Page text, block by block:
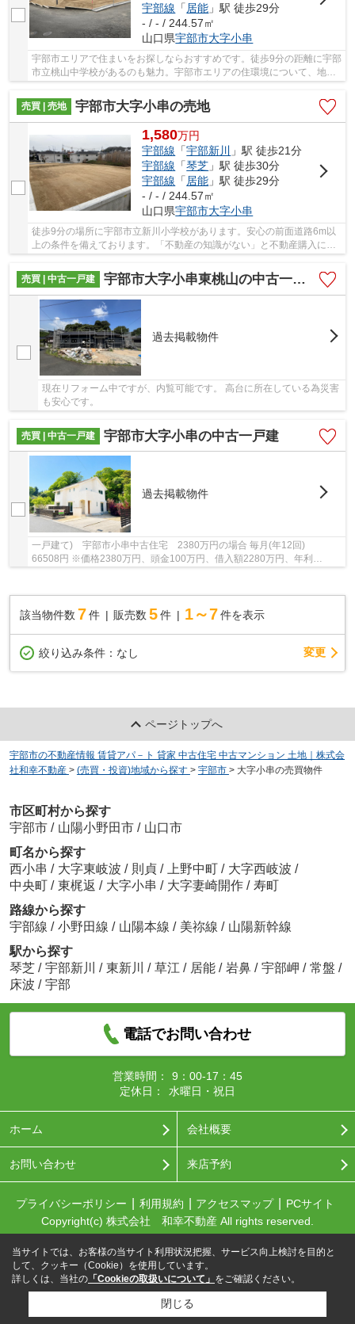
宇部線 「 居能 」駅 徒歩29分
- / - / 244.57㎡
山口県宇部市大字小串
宇部市エリアで住まいをお探しならおすすめです。徒歩9分の距離に宇部
市立桃山中学校があるのも魅力。宇部市エリアの住環境について、地域
売買 | 売地
宇部市大字小串の売地
1,580万円
宇部線 「宇部新川
」駅 徒歩21分
宇部線 「琴芝 」駅 徒歩30分
宇部線 「 居能 」駅 徒歩29分
- / - / 244.57㎡
山口県宇部市大字小串
徒歩9分の場所に宇部市立新川小学校があります。安心の前面道路6m以
上の条件を備えております。「不動産の知識がない」と不動産購入に関
して不安をお持ちではありませんか。当社スタッ...
売買 | 中古一戸建
宇部市大字小串東桃山の中古一戸建
過去掲載物件
現在リフォーム中ですが、内覧可能です。 高台に所在している為災害
も安心です。
売買 | 中古一戸建 宇部市大字小串の中古一戸建
過去掲載物件
一戸建て) 宇部市小串中古住宅 2380万円の場合 毎月(年12回)
66508円 ※価格2380万円、頭金100万円、借入額2280万円、年利
該当物件数 7件 販売数 5 件 1～7 件を表示
絞り込み条件： なし 変更
ページトップへ
宇部市の不動産情報 賃貸アパ－ト 貸家 中古住宅 中古マンション 土地｜株式会
社和幸不動産 > (売買・投資)地域から探す > 宇部市 > 大字小串の売買物件
市区町村から探す
宇部市 / 山陽小野田市 / 山口市
町名から探す
西小串 / 大字東岐波 / 則貞 / 上野中町 / 大字西岐波 /
中央町 / 東梶返 / 大字小串 / 大字妻崎開作 / 寿町
路線から探す
宇部線 / 小野田線 / 山陽本線 / 美祢線 / 山陽新幹線
駅から探す
琴芝 / 宇部新川 / 東新川 / 草江 / 居能 / 岩鼻 / 宇部岬 / 常盤 /
床波 / 宇部
電話でお問い合わせ
営業時間：
9：00-17：45
定休日：
水曜日・祝日
ホーム 会社概要
お問い合わせ 来店予約
プライバシーポリシー 利用規約 アクセスマップ
PCサイト
Copyright(c) 株式会社 和幸不動産 All rights reserved.
当サイトでは、お客様の当サイト利用状況把握、サービス向上検討を目的と
して、クッキー（Cookie）を使用しています。
詳しくは、当社の 「Cookieの取扱いについて」 をご確認ください。
閉じる